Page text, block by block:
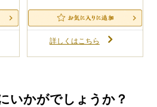
詳しくはこちら
いかがでしょうか？